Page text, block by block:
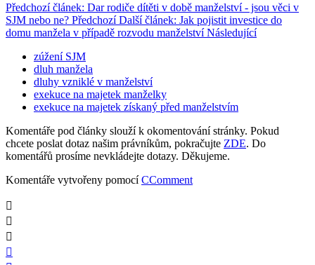
Předchozí článek: Dar rodiče dítěti v době manželství - jsou věci v
SJM nebo ne? Předchozí Další článek: Jak pojistit investice do
domu manžela v případě rozvodu manželstvíNásledující
zúžení SJM
dluh manžela
dluhy vzniklé v manželství
exekuce na majetek manželky
exekuce na majetek získaný před manželstvím
Komentáře pod články slouží k okomentování stránky. Pokud
chcete poslat dotaz našim právníkům, pokračujte ZDE. Do
komentářů prosíme nevkládejte dotazy. Děkujeme.
Komentáře vytvořeny pomocíCComment